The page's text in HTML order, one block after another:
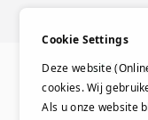
Cookie Settings
Deze website
cookies. Wij
Als u onze website